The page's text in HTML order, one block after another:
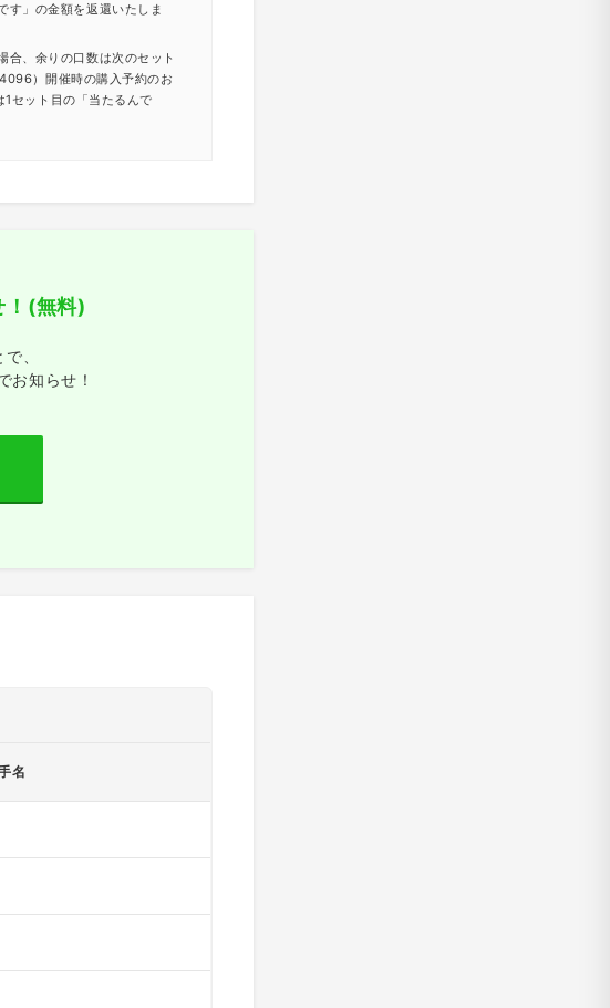
す」の金額を返還いたしま
合、余りの口数は次のセット
）開催時の購入予約のお
セット目の「当たるんで
(無料)
、
お知らせ！
名